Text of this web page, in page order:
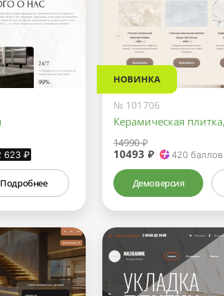
623₽
Подробнее
НОВИНКА
№ 101706
Керамическая
14990 ₽
10493 ₽ 420
Демоверсия